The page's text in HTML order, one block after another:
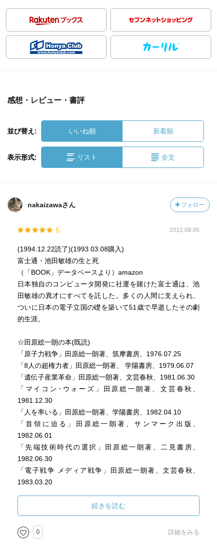
感想・レビュー・書評
並び替え: いいね順 新着順
表示形式: リスト 全文
nakaizawaさん フォロー
5 2012.08.06
(1994.12.22読了)(1993.03.08購入)
富士通・池田敏雄の生と死
（「BOOK」データベースより）amazon
日本独自のコンピュータ開発に社運を賭けた富士通は、池
田敏雄の異才にすべてを託した。多くの人間に支えられ、
ついに日本の電子立国の礎を築いて51歳で早逝したその劇
的生涯。
☆田原総一朗の本(既読)
「原子力戦争」田原総一朗著、筑摩書房、1976.07.25
「8人の超権力者」田原総一朗著、 学陽書房、1979.06.07
「遺伝子産業革命」田原総一朗著、文芸春秋、1981.06.30
「マイコン･ウォーズ」田原総一朗著、文芸春秋、
1981.12.30
「人を率いる」田原総一朗著、学陽書房、1982.04.10
「首領に迫る」田原総一朗著、サンマーク出版、
1982.06.01
「先端技術時代の選択」田原総一朗著、二見書房、
1982.06.30
「電子戦争 メディア戦争」田原総一朗著、文芸春秋、
1983.03.20
「新メディア･ウォーズ」田原総一朗著、文芸春秋、
1983.07.30
「生命探検」田原総一朗著、文芸春秋、1984.04.01
続きを読む
0 詳細をみる